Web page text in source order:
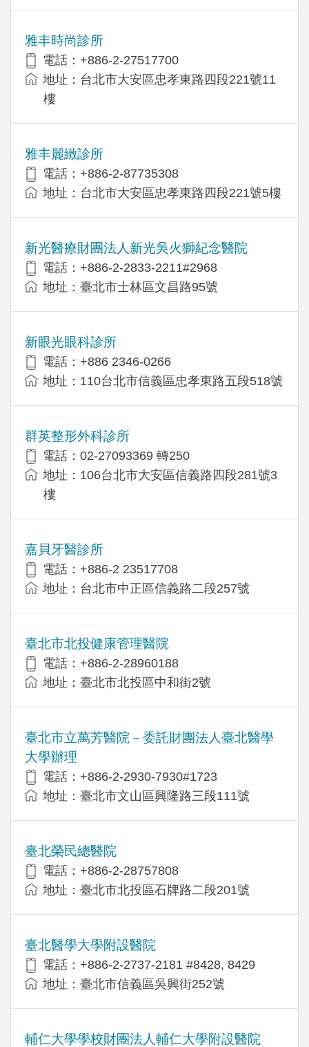
雅丰時尚診所
電話：+886-2-27517700
地址：台北市大安區忠孝東路四段221號11
樓
雅丰麗緻診所
電話：+886-2-87735308
地址：台北市大安區忠孝東路四段221號5樓
新光醫療財團法人新光吳火獅紀念醫院
電話：+886-2-2833-2211#2968
地址：臺北市士林區文昌路95號
新眼光眼科診所
電話：+886 2346-0266
地址：110台北市信義區忠孝東路五段518號
群英整形外科診所
電話：02-27093369 轉250
地址：106台北市大安區信義路四段281號3
樓
嘉貝牙醫診所
電話：+886-2 23517708
地址：台北市中正區信義路二段257號
臺北市北投健康管理醫院
電話：+886-2-28960188
地址：臺北市北投區中和街2號
臺北市立萬芳醫院－委託財團法人臺北醫學
大學辦理
電話：+886-2-2930-7930#1723
地址：臺北市文山區興隆路三段111號
臺北榮民總醫院
電話：+886-2-28757808
地址：臺北市北投區石牌路二段201號
臺北醫學大學附設醫院
電話：+886-2-2737-2181 #8428, 8429
地址：臺北市信義區吳興街252號
輔仁大學學校財團法人輔仁大學附設醫院